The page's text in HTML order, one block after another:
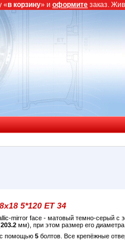
5*120 ET 34
mirror face - матовый темно-серый c
203.2 мм), при этом размер его диаметра
с помощью 5 болтов. Все крепёжные
«в корзину» и оформите заказ.